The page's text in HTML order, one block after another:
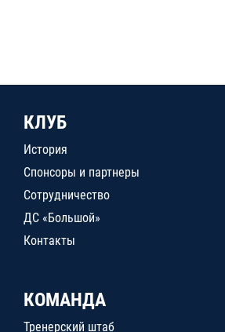
КЛУБ
История
Спонсоры и партнеры
Сотрудничество
ДС «Большой»
Контакты
КОМАНДА
Тренерский штаб